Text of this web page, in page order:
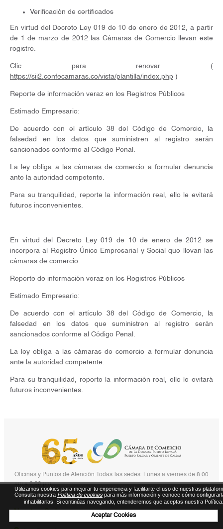
Verificación de certificados
En virtud del Decreto Ley 019 de 10 de enero de 2012, a partir
de 1 de marzo de 2012 las Cámaras de Comercio llevan este
registro.
Clic para renovar (
https://sii2.confecamaras.co/vista/plantilla/index.php )
Reporte de información veraz en los Registros Públicos
Estimado Empresario:
De acuerdo con el artículo 38 del Código de Comercio, la
falsedad en los datos que suministren al registro serán
sancionados conforme al Código Penal.
La ley obliga a las cámaras de comercio a formular denuncia
ante la autoridad competente.
Para su tranquilidad, reporte la información real, ello le evitará
futuros inconvenientes.
En virtud del Decreto Ley 019 de 10 de enero de 2012 se
incorpora al Registro Único Empresarial y Social que llevan las
cámaras de comercio.
Reporte de información veraz en los Registros Públicos
Estimado Empresario:
De acuerdo con el artículo 38 del Código de Comercio, la
falsedad en los datos que suministren al registro serán
sancionados conforme al Código Penal.
La ley obliga a las cámaras de comercio a formular denuncia
ante la autoridad competente.
Para su tranquilidad, reporte la información real, ello le evitará
futuros inconvenientes.
Oficinas y Puntos de Atención Todas las sedes: Lunes a viernes de 8:00
am a 6:00 pm.
Nuestras Sedes
Utilizamos cookies para mejorar tu experiencia y facilitarte el uso de nuestras
Consulta nuestra Política de cookies para más información y conoce cómo
inhabilitarlas. Si continúas navegando, entenderemos que aceptas nuestra Política.
Aceptar Cookies